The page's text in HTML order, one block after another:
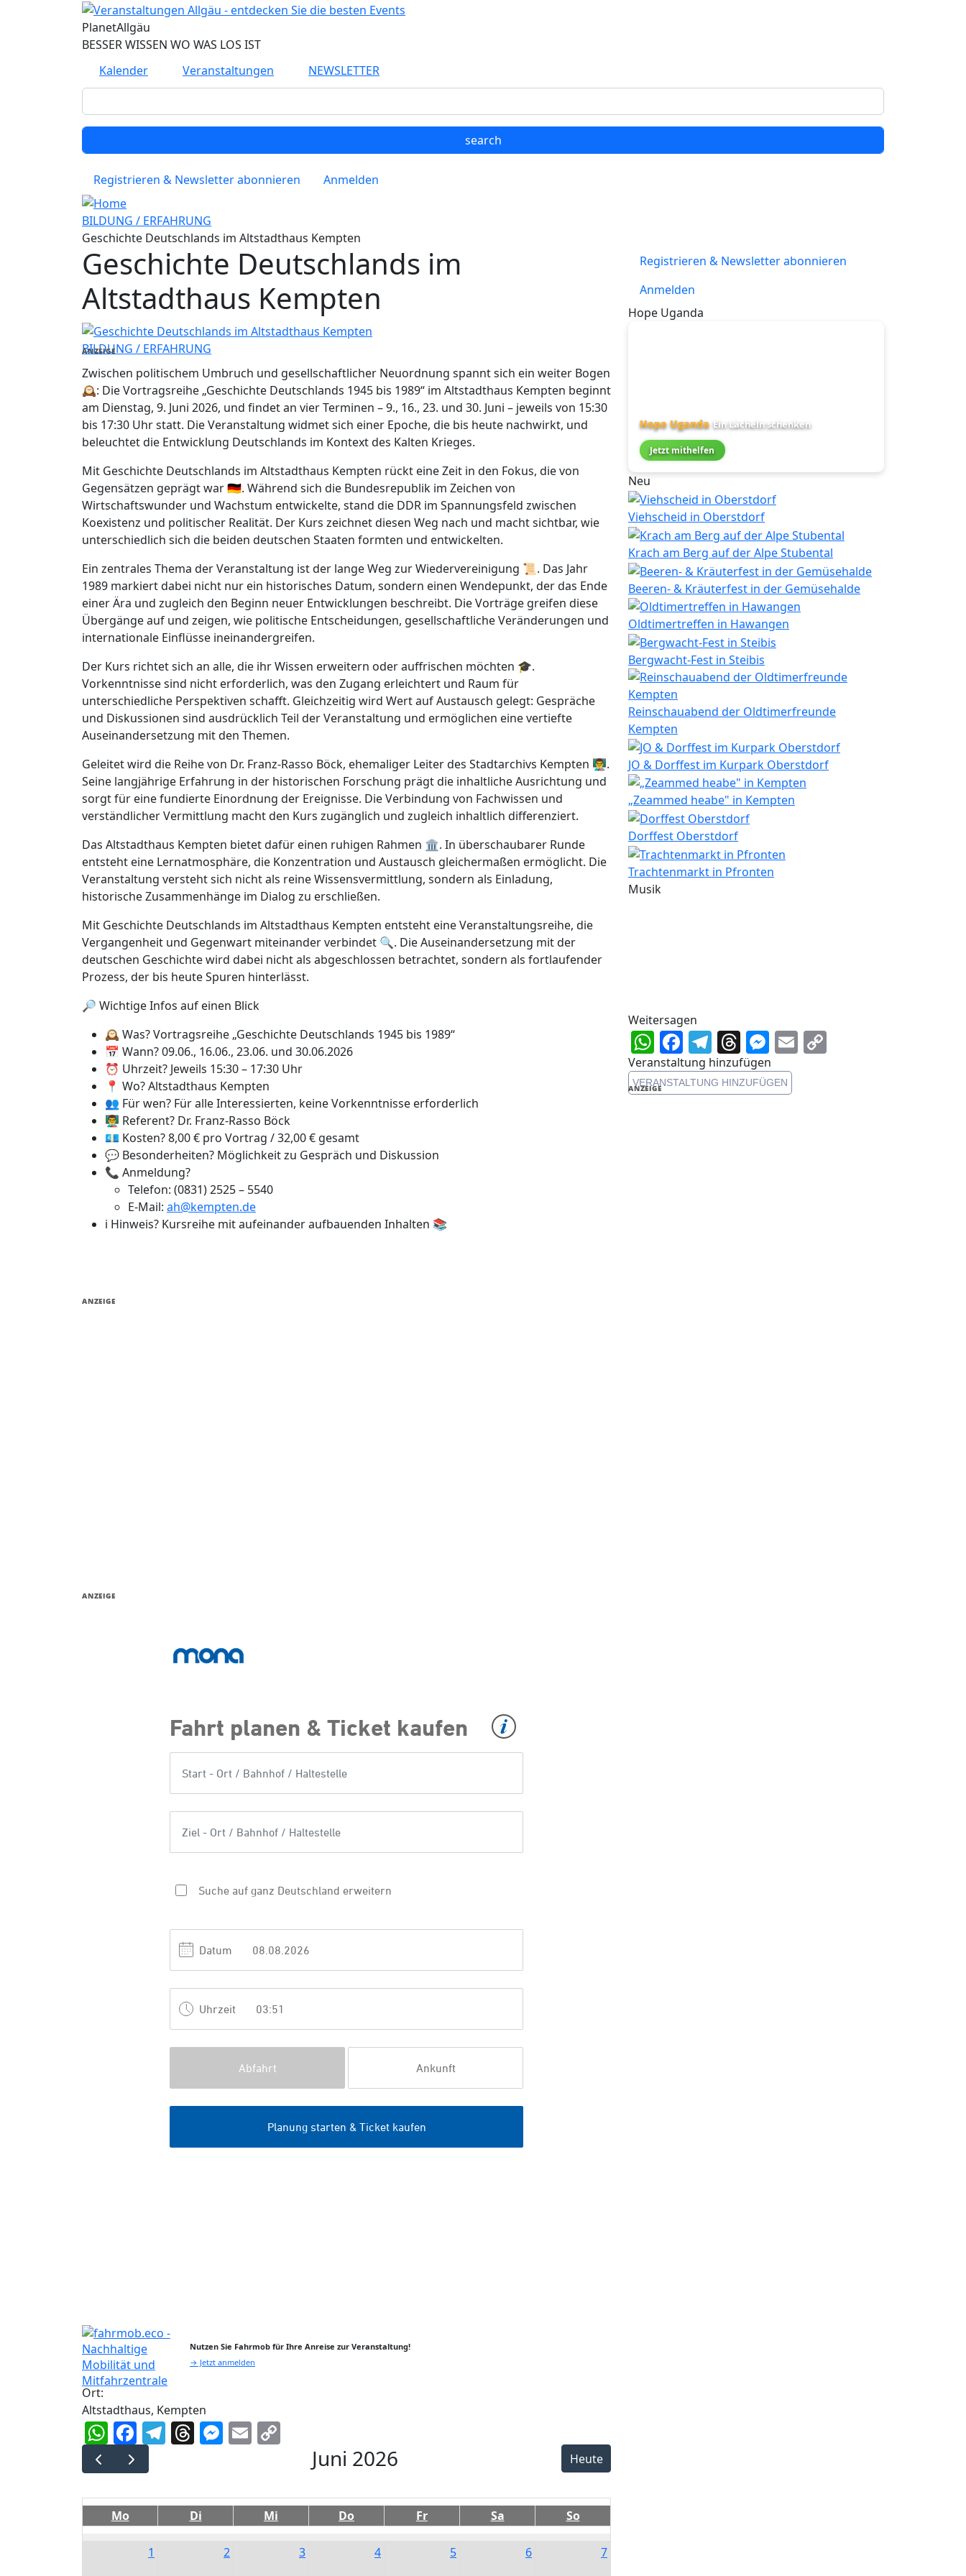
PlanetAllgäu
BESSER WISSEN WO WAS LOS IST
Kalender
Veranstaltungen NEWSLETTER
Registrieren & Newsletter abonnieren Anmelden
BILDUNG / ERFAHRUNG
Geschichte Deutschlands im Altstadthaus Kempten
Geschichte Deutschlands im
Altstadthaus Kempten
BILDUNG / ERFAHRUNG
ANZEIGE
Zwischen politischem Umbruch und gesellschaftlicher Neuordnung spannt sich ein weiter Bogen
🕰️: Die Vortragsreihe „Geschichte Deutschlands 1945 bis 1989“ im Altstadthaus Kempten beginnt
am Dienstag, 9. Juni 2026, und findet an vier Terminen – 9., 16., 23. und 30. Juni – jeweils von 15:30
bis 17:30 Uhr statt. Die Veranstaltung widmet sich einer Epoche, die bis heute nachwirkt, und
beleuchtet die Entwicklung Deutschlands im Kontext des Kalten Krieges.
Mit Geschichte Deutschlands im Altstadthaus Kempten rückt eine Zeit in den Fokus, die von
Gegensätzen geprägt war 🇩🇪. Während sich die Bundesrepublik im Zeichen von
Wirtschaftswunder und Wachstum entwickelte, stand die DDR im Spannungsfeld zwischen
Koexistenz und politischer Realität. Der Kurs zeichnet diesen Weg nach und macht sichtbar, wie
unterschiedlich sich die beiden deutschen Staaten formten und entwickelten.
Ein zentrales Thema der Veranstaltung ist der lange Weg zur Wiedervereinigung 📜. Das Jahr
1989 markiert dabei nicht nur ein historisches Datum, sondern einen Wendepunkt, der das Ende
einer Ära und zugleich den Beginn neuer Entwicklungen beschreibt. Die Vorträge greifen diese
Übergänge auf und zeigen, wie politische Entscheidungen, gesellschaftliche Veränderungen und
internationale Einflüsse ineinandergreifen.
Der Kurs richtet sich an alle, die ihr Wissen erweitern oder auffrischen möchten 🎓.
Vorkenntnisse sind nicht erforderlich, was den Zugang erleichtert und Raum für
unterschiedliche Perspektiven schafft. Gleichzeitig wird Wert auf Austausch gelegt: Gespräche
und Diskussionen sind ausdrücklich Teil der Veranstaltung und ermöglichen eine vertiefte
Auseinandersetzung mit den Themen.
Geleitet wird die Reihe von Dr. Franz-Rasso Böck, ehemaliger Leiter des Stadtarchivs Kempten 👨‍🏫.
Seine langjährige Erfahrung in der historischen Forschung prägt die inhaltliche Ausrichtung und
sorgt für eine fundierte Einordnung der Ereignisse. Die Verbindung von Fachwissen und
verständlicher Vermittlung macht den Kurs zugänglich und zugleich inhaltlich differenziert.
Das Altstadthaus Kempten bietet dafür einen ruhigen Rahmen 🏛️. In überschaubarer Runde
entsteht eine Lernatmosphäre, die Konzentration und Austausch gleichermaßen ermöglicht. Die
Veranstaltung versteht sich nicht als reine Wissensvermittlung, sondern als Einladung,
historische Zusammenhänge im Dialog zu erschließen.
Mit Geschichte Deutschlands im Altstadthaus Kempten entsteht eine Veranstaltungsreihe, die
Vergangenheit und Gegenwart miteinander verbindet 🔍. Die Auseinandersetzung mit der
deutschen Geschichte wird dabei nicht als abgeschlossen betrachtet, sondern als fortlaufender
Prozess, der bis heute Spuren hinterlässt.
🔎 Wichtige Infos auf einen Blick
🕰️ Was? Vortragsreihe „Geschichte Deutschlands 1945 bis 1989“
📅 Wann? 09.06., 16.06., 23.06. und 30.06.2026
⏰ Uhrzeit? Jeweils 15:30 – 17:30 Uhr
📍 Wo? Altstadthaus Kempten
👥 Für wen? Für alle Interessierten, keine Vorkenntnisse erforderlich
👨‍🏫 Referent? Dr. Franz-Rasso Böck
💶 Kosten? 8,00 € pro Vortrag / 32,00 € gesamt
💬 Besonderheiten? Möglichkeit zu Gespräch und Diskussion
📞 Anmeldung?
Telefon: (0831) 2525 – 5540
E-Mail: ah@kempten.de
ℹ️ Hinweis? Kursreihe mit aufeinander aufbauenden Inhalten 📚
ANZEIGE
ANZEIGE
Nutzen Sie Fahrmob für Ihre Anreise zur Veranstaltung!
→ Jetzt anmelden
Ort:
Altstadthaus, Kempten
WhatsApp
Facebook
Telegram
Threads
Messenger
Email
LinkJuni 2026 Heute
Mo Di Mi Do Fr Sa So
1 2 3 4 5 6 7
Registrieren & Newsletter abonnieren
Anmelden
Hope Uganda
Hope Uganda Ein Lächeln schenken
Jetzt mithelfen
Neu
Viehscheid in Oberstdorf
Krach am Berg auf der Alpe Stubental
Beeren- & Kräuterfest in der Gemüsehalde
Oldtimertreffen in Hawangen
Bergwacht-Fest in Steibis
Reinschauabend der Oldtimerfreunde
Kempten
JO & Dorffest im Kurpark Oberstdorf
„Zeammed heabe" in Kempten
Dorffest Oberstdorf
Trachtenmarkt in Pfronten
Musik
Weitersagen
WhatsApp
Facebook
Telegram
Threads
Messenger
Email
Veranstaltung hinzufügen
VERANSTALTUNG HINZUFÜGEN
ANZEIGE